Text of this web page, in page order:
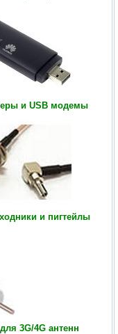
и USB модемы
и пигтейлы
3G/4G антенн